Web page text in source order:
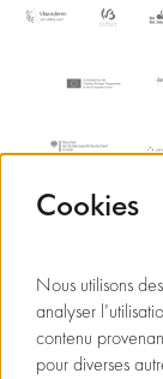
Cookies
Nous utilisons
analyser
contenu
pour diverses